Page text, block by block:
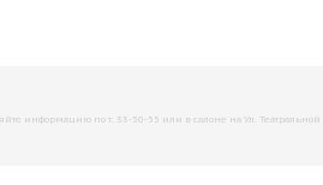
информацию по т. 33-50-55 или в салоне на Ул. Театральной